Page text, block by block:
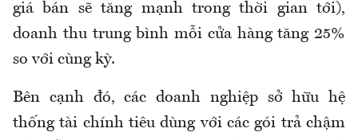
giá bán sẽ tăng mạnh trong thời gian tới),
doanh thu trung bình mỗi cửa hàng tăng 25%
so với cùng kỳ.
Bên cạnh đó, các doanh nghiệp sở hữu hệ
thống tài chính tiêu dùng với các gói trả chậm